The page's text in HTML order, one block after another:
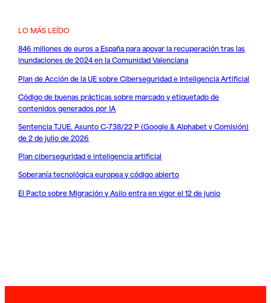
LO MÁS LEÍDO
846 millones de euros a España para apoyar la recuperación tras las
inundaciones de 2024 en la Comunidad Valenciana
Plan de Acción de la UE sobre Ciberseguridad e Inteligencia Artificial
Código de buenas prácticas sobre marcado y etiquetado de
contenidos generados por IA
Sentencia TJUE. Asunto C-738/22 P (Google & Alphabet v Comisión)
de 2 de julio de 2026
Plan ciberseguridad e inteligencia artificial
Soberanía tecnológica europea y código abierto
El Pacto sobre Migración y Asilo entra en vigor el 12 de junio